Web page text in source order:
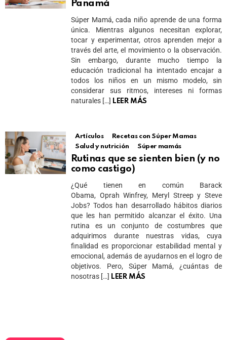
Panamá
Súper Mamá, cada niño aprende de una forma
única. Mientras algunos necesitan explorar,
tocar y experimentar, otros aprenden mejor a
través del arte, el movimiento o la observación.
Sin embargo, durante mucho tiempo la
educación tradicional ha intentado encajar a
todos los niños en un mismo modelo, sin
considerar sus ritmos, intereses ni formas
naturales […] LEER MÁS
Artículos
Recetas con Súper Mamas
Salud y nutrición
Súper mamás
Rutinas que se sienten bien (y no
como castigo)
¿Qué tienen en común Barack
Obama, Oprah Winfrey, Meryl Streep y Steve
Jobs? Todos han desarrollado hábitos diarios
que les han permitido alcanzar el éxito. Una
rutina es un conjunto de costumbres que
adquirimos durante nuestras vidas, cuya
finalidad es proporcionar estabilidad mental y
emocional, además de ayudarnos en el logro de
objetivos. Pero, Súper Mamá, ¿cuántas de
nosotras […] LEER MÁS